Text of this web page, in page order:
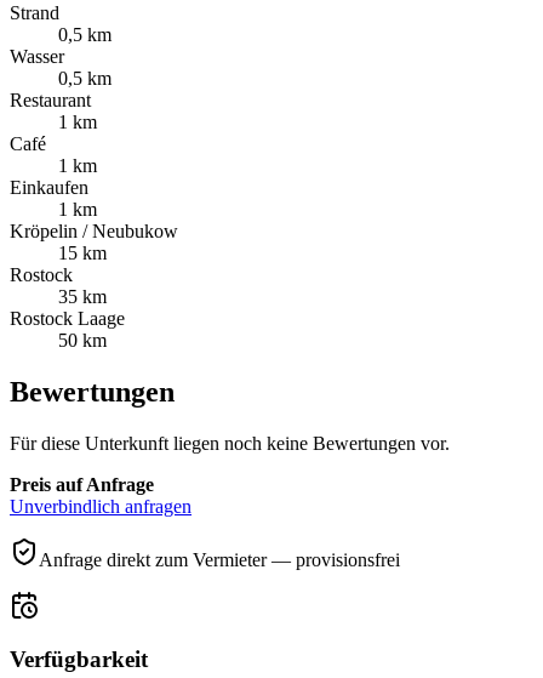
Strand
0,5 km
Wasser
0,5 km
Restaurant
1 km
Café
1 km
Einkaufen
1 km
Kröpelin / Neubukow
15 km
Rostock
35 km
Rostock Laage
50 km
Bewertungen
Für diese Unterkunft liegen noch keine Bewertungen vor.
Preis auf Anfrage
Unverbindlich anfragen
Anfrage direkt zum Vermieter — provisionsfrei
Verfügbarkeit